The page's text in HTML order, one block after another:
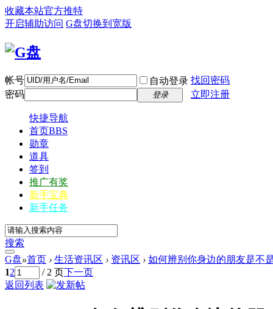
收藏本站官方推特
开启辅助访问 G盘切换到宽版
帐号 自动登录 找回密码
密码
登录 立即注册
快捷导航
首页BBS
勋章
道具
签到
推广有奖
新手宝典
新手任务
搜索
G盘»首页 › 生活资讯区 › 资讯区 › 如何辨别你身边的朋友是不
12 / 2 页下一页
返回列表